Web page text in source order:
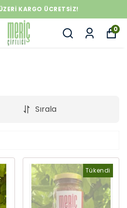
KARGO ÜCRETSİZ!
0
Sırala
Tükendi